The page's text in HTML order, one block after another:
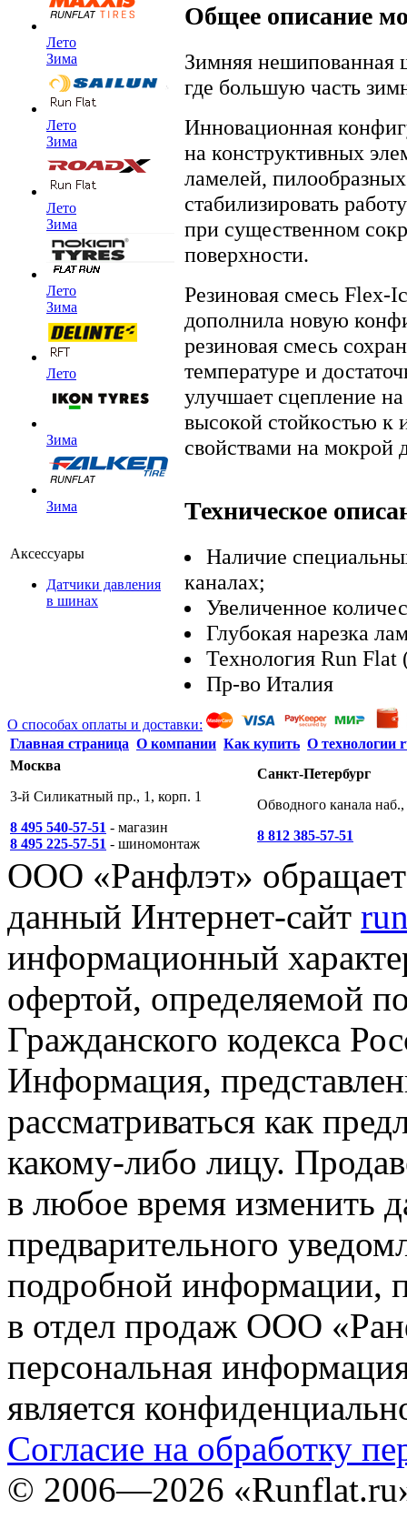
Лето
Зима
Лето
Зима
Лето
Зима
Лето
Зима
Лето
Зима
Зима
Аксессуары
Датчики давления
в шинах
Общее описание
Зимняя нешипованная
где большую часть
Инновационная
на конструктивных
ламелей,
стабилизировать
при существенном
поверхности.
Резиновая смесь Flex-
дополнила новую
резиновая смесь
температуре и
улучшает сцепление
высокой стойкостью
свойствами на мокрой
Техническое
Наличие
каналах;
Увеличенное
Глубокая нарезка
Технология Run Flat
Пр-во Италия
О способах оплаты и доставки:
Главная страница О компании Как купить О технологии
Москва
3-й Силикатный пр., 1, корп. 1
8 495 540-57-51 - магазин
8 495 225-57-51 - шиномонтаж
Санкт-Петербург
Обводного канала
8 812 385-57-51
ООО «Ранфлэт»
данный Интернет-сайт
информационный
офертой, определяемой
Гражданского кодекса
Информация,
рассматриваться как
какому-либо лицу.
в любое время изменить
предварительного
подробной информации,
в отдел продаж ООО
персональная
является
Согласие на обработку
© 2006—2026